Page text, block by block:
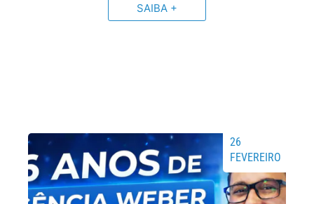
SAIBA +
26
FEVEREIRO